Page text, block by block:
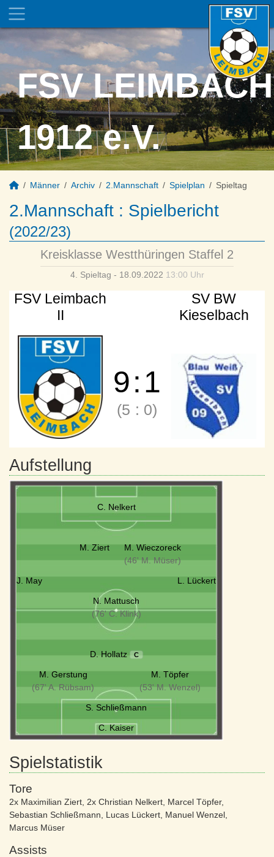
FSV LEIMBACH
1912 e.V.
Männer Archiv 2.Mannschaft Spielplan Spieltag
2.Mannschaft : Spielbericht
(2022/23)
Kreisklasse Westthüringen Staffel 2
4. Spieltag - 18.09.2022 13:00 Uhr
FSV Leimbach
II
SV BW
Kieselbach
9:1
(5 : 0)
Aufstellung
C. Nelkert
M. Ziert
M. Wieczoreck
(46' M. Müser)
J. May L. Lückert
N. Mattusch
(76' C. Klink)
D. Hollatz C
M. Gerstung
(67' A. Rübsam)
M. Töpfer
(53' M. Wenzel)
S. Schließmann
C. Kaiser
Spielstatistik
Tore
2x Maximilian Ziert 2x Christian Nelkert Marcel Töpfer,
Sebastian Schließmann
Lucas Lückert Manuel Wenzel
Marcus Müser
Assists